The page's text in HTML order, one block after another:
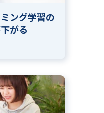
ング学習の
がる